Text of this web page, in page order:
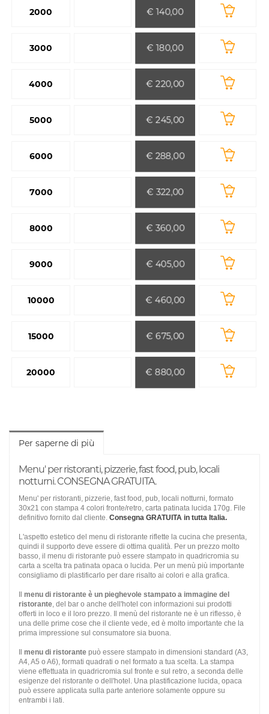
2000 € 140,00
3000 € 180,00
4000 € 220,00
5000 € 245,00
6000 € 288,00
7000 € 322,00
8000 € 360,00
9000 € 405,00
10000 € 460,00
15000 € 675,00
20000 € 880,00
Per saperne di più
Menu' per ristoranti, pizzerie, fast food, pub, locali
notturni. CONSEGNA GRATUITA.
Menu' per ristoranti, pizzerie, fast food, pub, locali notturni, formato
30x21 con stampa 4 colori fronte/retro, carta patinata lucida 170g. File
definitivo fornito dal cliente. Consegna GRATUITA in tutta Italia.
L'aspetto estetico del menu di ristorante riflette la cucina che presenta,
quindi il supporto deve essere di ottima qualità. Per un prezzo molto
basso, il menu di ristorante può essere stampato in quadricromia su
carta a scelta tra patinata opaca o lucida. Per un menù più importante
consigliamo di plastificarlo per dare risalto ai colori e alla grafica.
Il menu di ristorante è un pieghevole stampato a immagine del
ristorante , del bar o anche dell'hotel con informazioni sui prodotti
offerti in loco e il loro prezzo. Il menù del ristorante ne è un riflesso, è
una delle prime cose che il cliente vede, ed è molto importante che la
prima impressione sul consumatore sia buona.
Il menu di ristorante può essere stampato in dimensioni standard (A3,
A4, A5 o A6), formati quadrati o nel formato a tua scelta. La stampa
viene effettuata in quadricromia sul fronte e sul retro, a seconda delle
esigenze del ristorante o dell'hotel. Una plastificazione lucida, opaca
può essere applicata sulla parte anteriore solamente oppure su
entrambi i lati.